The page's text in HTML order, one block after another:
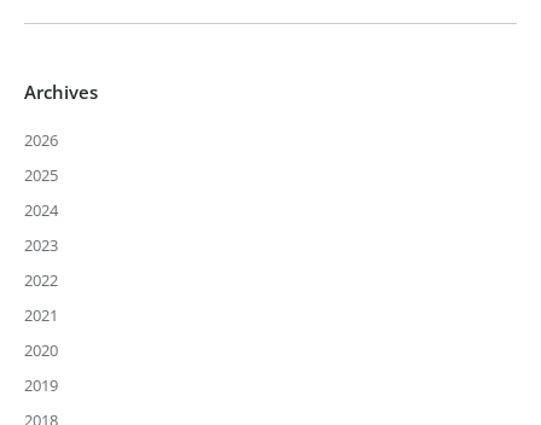
Archives
2026
2025
2024
2023
2022
2021
2020
2019
2018